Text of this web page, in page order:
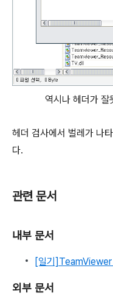
역시나 헤더가 잘
헤더 검사에서 벌레가 나
다.
관련 문서
내부 문서
[일기]TeamViewer
외부 문서